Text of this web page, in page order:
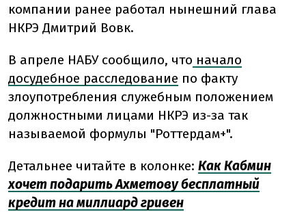
компании ранее работал нынешний глава
НКРЭ Дмитрий Вовк.
В апреле НАБУ сообщило, что начало
досудебное расследование по факту
злоупотребления служебным положением
должностными лицами НКРЭ из-за так
называемой формулы "Роттердам+".
Детальнее читайте в колонке: Как Кабмин
хочет подарить Ахметову бесплатный
кредит на миллиард гривен